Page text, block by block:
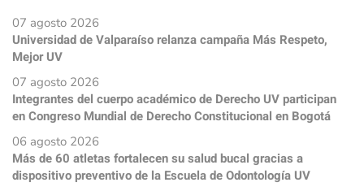
07 agosto 2026
Universidad de Valparaíso relanza campaña Más Respeto,
Mejor UV
07 agosto 2026
Integrantes del cuerpo académico de Derecho UV participan
en Congreso Mundial de Derecho Constitucional en Bogotá
06 agosto 2026
Más de 60 atletas fortalecen su salud bucal gracias a
dispositivo preventivo de la Escuela de Odontología UV